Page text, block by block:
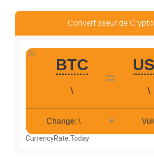
Convertisseur de Crypto
CurrencyRate.Today